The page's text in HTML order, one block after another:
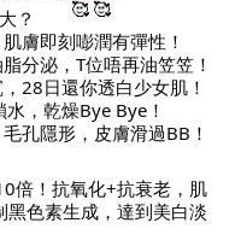
？
膚即刻嘭潤有彈性！
分泌，T位唔再油笠笠！
28日還你透白少女肌！
，乾燥Bye Bye！
孔隱形，皮膚滑過BB！
倍！抗氧化+抗衰老，肌
色素生成，達到美白淡